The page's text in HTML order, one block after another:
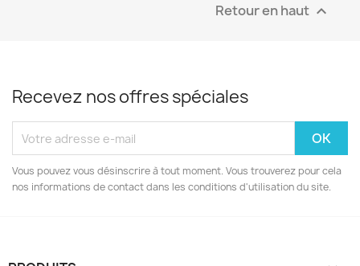
Retour en haut 
Recevez nos offres spéciales
Vous pouvez vous désinscrire à tout moment. Vous trouverez pour cela
nos informations de contact dans les conditions d'utilisation du site.